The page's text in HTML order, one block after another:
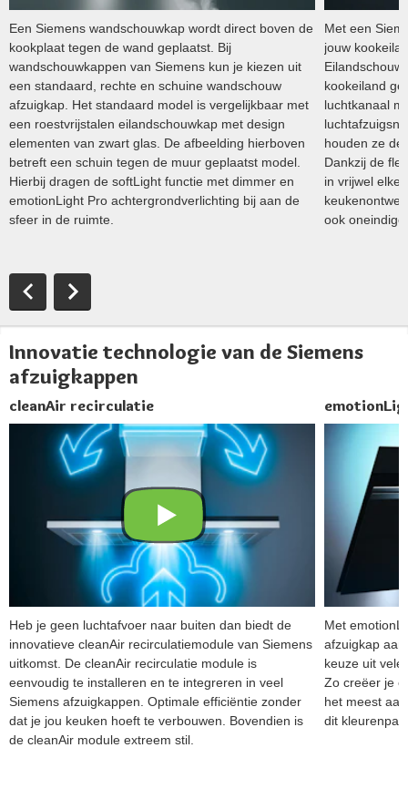
Een Siemens wandschouwkap wordt direct boven de
kookplaat tegen de wand geplaatst. Bij
wandschouwkappen van Siemens kun je kiezen uit
een standaard, rechte en schuine wandschouw
afzuigkap. Het standaard model is vergelijkbaar met
een roestvrijstalen eilandschouwkap met design
elementen van zwart glas. De afbeelding hierboven
betreft een schuin tegen de muur geplaatst model.
Hierbij dragen de softLight functie met dimmer en
emotionLight Pro achtergrondverlichting bij aan de
sfeer in de ruimte.
Met een
jouw
kookeiland
luchtkanaal
houden ze de
Dankzij de
in vrijwel elke
ook
Innovatie technologie van de Siemens
afzuigkappen
cleanAir recirculatie
Heb je geen luchtafvoer naar buiten dan biedt de
innovatieve cleanAir recirculatiemodule van Siemens
uitkomst. De cleanAir recirculatie module is
eenvoudig te installeren en te integreren in veel
Siemens afzuigkappen. Optimale efficiëntie zonder
dat je jou keuken hoeft te verbouwen. Bovendien is
de cleanAir module extreem stil.
Met
afzuigkap
keuze uit
Zo creëer je
het meest
dit